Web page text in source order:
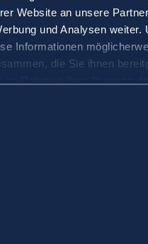
Website an unsere
und Analysen weiter.
Informationen
die Sie ihnen